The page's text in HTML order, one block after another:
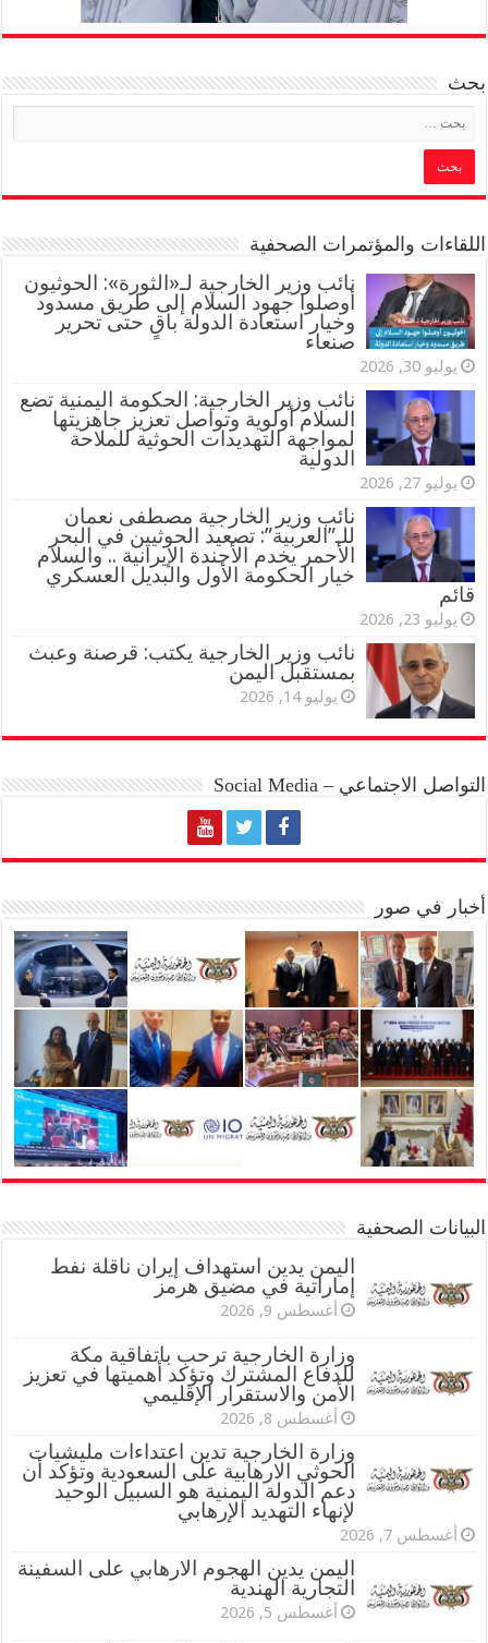
بحث
اللقاءات والمؤتمرات الصحفية
‏نائب وزير الخارجية لـ«الثورة»: الحوثيون
أوصلوا جهود السلام إلى طريق مسدود
وخيار استعادة الدولة باقٍ حتى تحرير
صنعاء
يوليو 30, 2026
نائب وزير الخارجية: الحكومة اليمنية تضع
السلام أولوية وتواصل تعزيز جاهزيتها
لمواجهة التهديدات الحوثية للملاحة
الدولية
يوليو 27, 2026
نائب وزير الخارجية مصطفى نعمان
للـ”العربية”: تصعيد الحوثيين في البحر
الأحمر يخدم الأجندة الإيرانية .. والسلام
خيار الحكومة الأول والبديل العسكري
قائم
يوليو 23, 2026
نائب وزير الخارجية يكتب: قرصنة وعبث
بمستقبل اليمن
يوليو 14, 2026
التواصل الاجتماعي – Social Media
أخبار في صور
البيانات الصحفية
اليمن يدين استهداف إيران ناقلة نفط
إماراتية في مضيق هرمز
أغسطس 9, 2026
وزارة الخارجية ترحب باتفاقية مكة
للدفاع المشترك وتؤكد أهميتها في تعزيز
الأمن والاستقرار الإقليمي
أغسطس 8, 2026
وزارة الخارجية تدين اعتداءات مليشيات
الحوثي الارهابية على السعودية وتؤكد أن
دعم الدولة اليمنية هو السبيل الوحيد
لإنهاء التهديد الإرهابي
أغسطس 7, 2026
اليمن يدين الهجوم الارهابي على السفينة
التجارية الهندية
أغسطس 5, 2026